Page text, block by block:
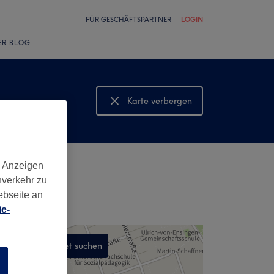
FÜR GESCHÄFTSPARTNER LOGIN
BLOG
Karte verbergen
Karte anzeigen
In diesem Gebiet suchen
zu
an